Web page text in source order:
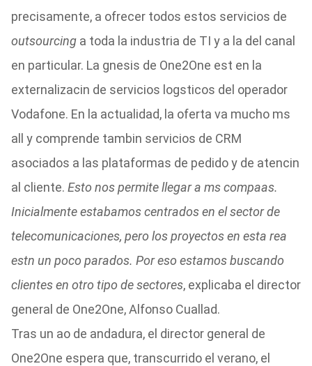
precisamente, a ofrecer todos estos servicios de
outsourcinga toda la industria de TI y a la del canal
en particular. La gnesis de One2One est en la
externalizacin de servicios logsticos del operador
Vodafone. En la actualidad, la oferta va mucho ms
all y comprende tambin servicios de CRM
asociados a las plataformas de pedido y de atencin
al cliente. Esto nos permite llegar a ms compaas.
Inicialmente estabamos centrados en el sector de
telecomunicaciones, pero los proyectos en esta rea
estn un poco parados. Por eso estamos buscando
clientes en otro tipo de sectores, explicaba el director
general de One2One, Alfonso Cuallad.
Tras un ao de andadura, el director general de
One2One espera que, transcurrido el verano, el